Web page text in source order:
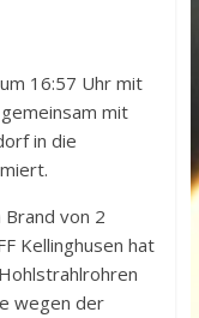
16:57 Uhr mit
mit
in die
von 2
Kellinghusen hat
wegen der